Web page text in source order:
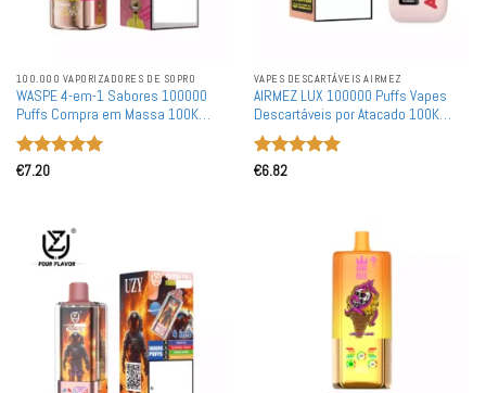
100.000 VAPORIZADORES DE SOPRO
WASPE 4-em-1 Sabores 100000
Puffs Compra em Massa 100K
Vapes Descartáveis Recarregáveis
por Atacado
Avaliação
€7.20
VAPES DESCARTÁVEIS AIRMEZ
AIRMEZ LUX 100000 Puffs Vapes
Descartáveis por Atacado 100K
Tanque Visível Bobina de Malha
Dupla Característica Boost
Avaliação
€6.82